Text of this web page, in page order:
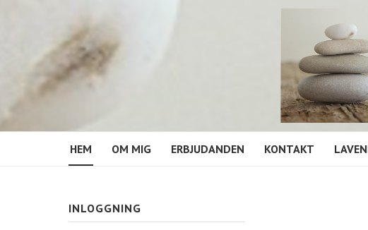
HEM OM MIG ERBJUDANDEN KONTAKT
INLOGGNING